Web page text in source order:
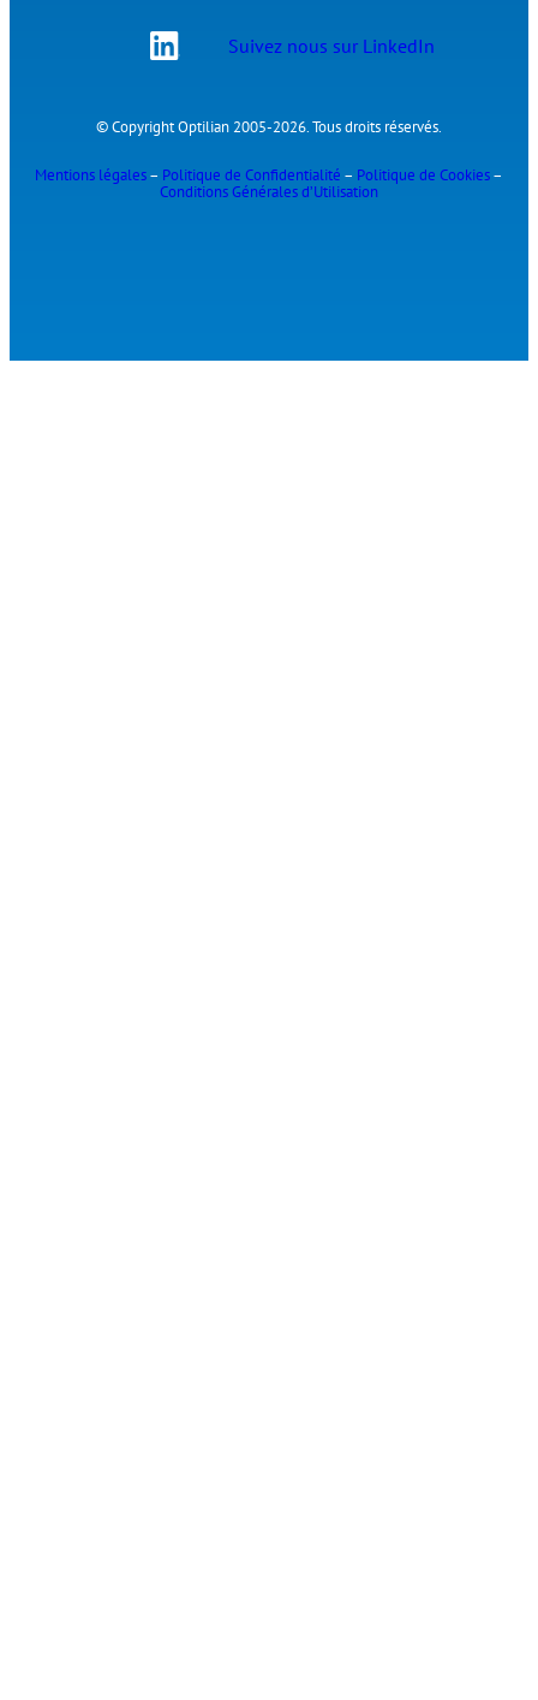
Suivez nous sur LinkedIn
© Copyright Optilian 2005-2026. Tous droits réservés.
Mentions légales– Politique de Confidentialité – Politique de Cookies–
Conditions Générales d’Utilisation